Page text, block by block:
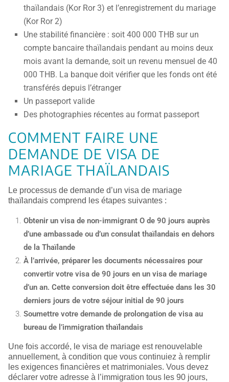
thaïlandais (Kor Ror 3) et l’enregistrement du mariage
(Kor Ror 2)
Une stabilité financière : soit 400 000 THB sur un
compte bancaire thaïlandais pendant au moins deux
mois avant la demande, soit un revenu mensuel de 40
000 THB. La banque doit vérifier que les fonds ont été
transférés depuis l’étranger
Un passeport valide
Des photographies récentes au format passeport
COMMENT FAIRE UNE
DEMANDE DE VISA DE
MARIAGE THAÏLANDAIS
Le processus de demande d’un visa de mariage
thaïlandais comprend les étapes suivantes :
Obtenir un visa de non-immigrant O de 90 jours auprès
d’une ambassade ou d’un consulat thaïlandais en dehors
de la Thaïlande
À l’arrivée, préparer les documents nécessaires pour
convertir votre visa de 90 jours en un visa de mariage
d’un an. Cette conversion doit être effectuée dans les 30
derniers jours de votre séjour initial de 90 jours
Soumettre votre demande de prolongation de visa au
bureau de l’immigration thaïlandais
Une fois accordé, le visa de mariage est renouvelable
annuellement, à condition que vous continuiez à remplir
les exigences financières et matrimoniales. Vous devez
déclarer votre adresse à l’immigration tous les 90 jours,